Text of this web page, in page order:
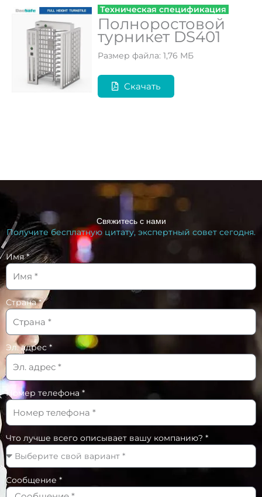
Техническая спецификация
Полноростовой
турникет DS401
Размер файла: 1,76 МБ
Скачать
Свяжитесь с нами
Получите бесплатную цитату, экспертный совет сегодня.
Имя *
Страна *
Эл. адрес *
Номер телефона *
Что лучше всего описывает вашу компанию? *
Сообщение *